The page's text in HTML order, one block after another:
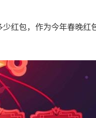
红包，作为今年春晚